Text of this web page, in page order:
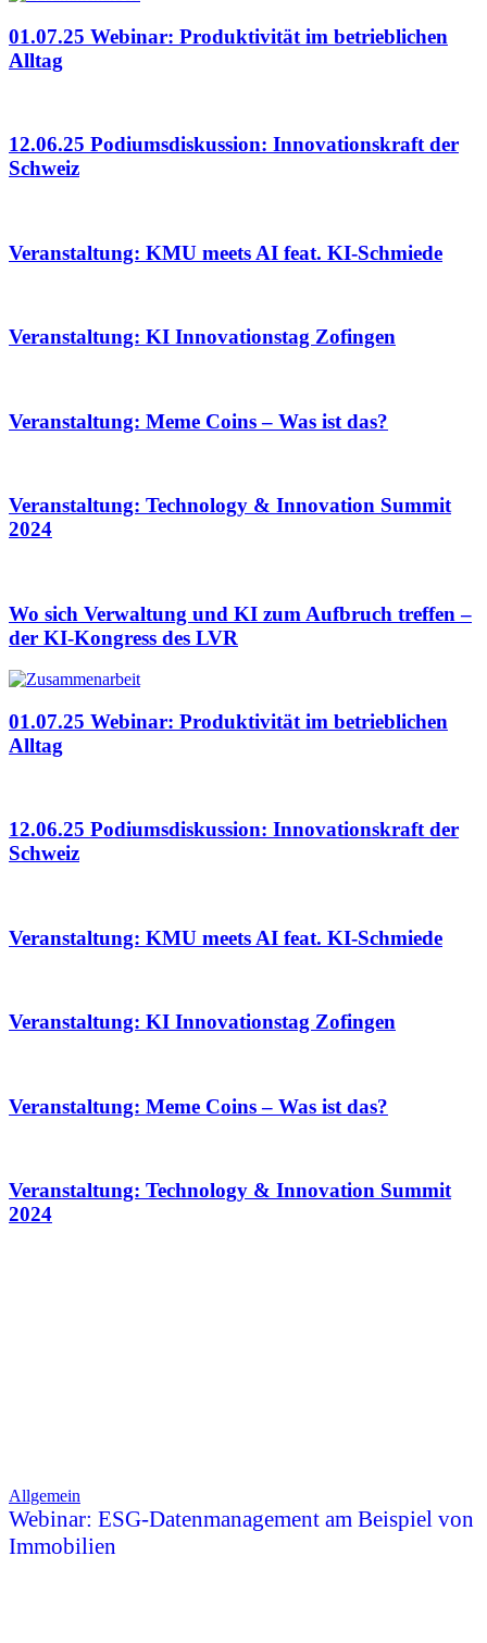
01.07.25 Webinar: Produktivität im betrieblichen
Alltag
12.06.25 Podiumsdiskussion: Innovationskraft der
Schweiz
Veranstaltung: KMU meets AI feat. KI-Schmiede
Veranstaltung: KI Innovationstag Zofingen
Veranstaltung: Meme Coins – Was ist das?
Veranstaltung: Technology & Innovation Summit
2024
Wo sich Verwaltung und KI zum Aufbruch treffen –
der KI-Kongress des LVR
01.07.25 Webinar: Produktivität im betrieblichen
Alltag
12.06.25 Podiumsdiskussion: Innovationskraft der
Schweiz
Veranstaltung: KMU meets AI feat. KI-Schmiede
Veranstaltung: KI Innovationstag Zofingen
Veranstaltung: Meme Coins – Was ist das?
Veranstaltung: Technology & Innovation Summit
2024
Allgemein
Webinar: ESG-Datenmanagement am Beispiel von
Immobilien